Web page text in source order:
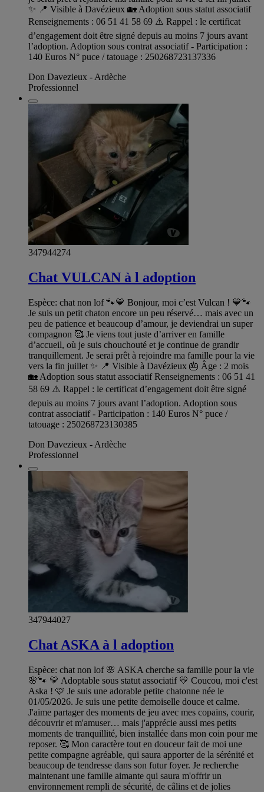
✨ 📍 Visible à Davézieux 🏡 Adoption sous statut associatif
Renseignements : 06 51 41 58 69 ⚠️ Rappel : le certificat
d’engagement doit être signé depuis au moins 7 jours avant
l’adoption. Adoption sous contrat associatif - Participation :
140 Euros N° puce / tatouage : 250268723137336
Don Davezieux - Ardèche
Professionnel
347944274
Chat VULCAN à l adoption
Espèce: chat non lof 🐾💙 Bonjour, moi c’est Vulcan ! 💙🐾
Je suis un petit chaton encore un peu réservé… mais avec un
peu de patience et beaucoup d’amour, je deviendrai un super
compagnon 🥰 Je viens tout juste d’arriver en famille
d’accueil, où je suis chouchouté et je continue de grandir
tranquillement. Je serai prêt à rejoindre ma famille pour la vie
vers la fin juillet ✨ 📍 Visible à Davézieux 🎂 Âge : 2 mois
🏡 Adoption sous statut associatif Renseignements : 06 51 41
58 69 ⚠️ Rappel : le certificat d’engagement doit être signé
depuis au moins 7 jours avant l’adoption. Adoption sous
contrat associatif - Participation : 140 Euros N° puce /
tatouage : 250268723130385
Don Davezieux - Ardèche
Professionnel
347944027
Chat ASKA à l adoption
Espèce: chat non lof 🌸 ASKA cherche sa famille pour la vie
🌸🐾 💛 Adoptable sous statut associatif 💛 Coucou, moi c'est
Aska ! 🩷 Je suis une adorable petite chatonne née le
01/05/2026. Je suis une petite demoiselle douce et calme.
J'aime partager des moments de jeu avec mes copains, courir,
découvrir et m'amuser… mais j'apprécie aussi mes petits
moments de tranquillité, bien installée dans mon coin pour me
reposer. 🥰 Mon caractère tout en douceur fait de moi une
petite compagne agréable, qui saura apporter de la sérénité et
beaucoup de tendresse dans son futur foyer. Je recherche
maintenant une famille aimante qui saura m'offrir un
environnement rempli de sécurité, de câlins et de jolies